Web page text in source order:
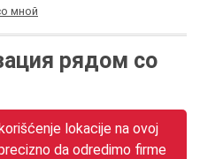
мной
рядом со
lokacije na ovoj
da odredimo firme